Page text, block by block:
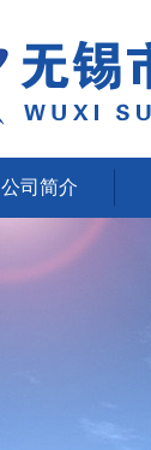
公司简介